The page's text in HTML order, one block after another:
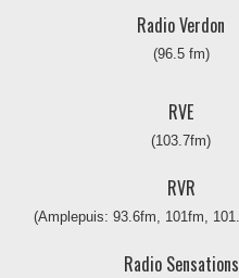
Radio Verdon
(96.5 fm)
RVE
(103.7fm)
RVR
(Amplepuis: 93.6fm, 101fm,
Radio Sensations